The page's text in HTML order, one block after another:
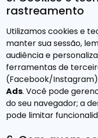
rastreamento
Utilizamos cookies e
manter sua sessão,
audiência e
ferramentas de
(Facebook/
Ads. Você pode
do seu navegador; a
pode limitar